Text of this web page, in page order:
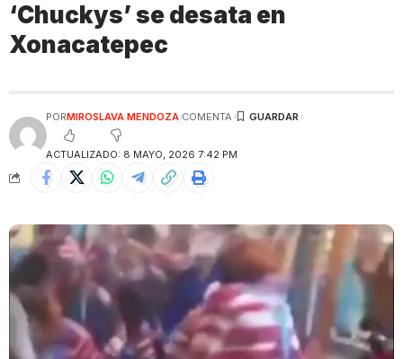
‘Chuckys’ se desata en
Xonacatepec
ACTUALIZADO: 8 MAYO, 2026 7:42 PM
PORMIROSLAVA MENDOZA COMENTA